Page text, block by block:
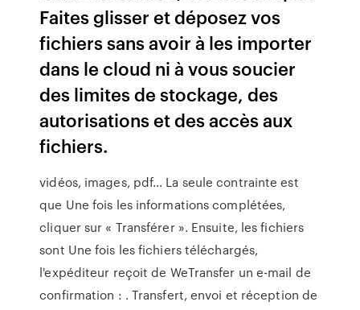
Faites glisser et déposez vos
fichiers sans avoir à les importer
dans le cloud ni à vous soucier
des limites de stockage, des
autorisations et des accès aux
fichiers.
vidéos, images, pdf… La seule contrainte est
que Une fois les informations complétées,
cliquer sur « Transférer ». Ensuite, les fichiers
sont Une fois les fichiers téléchargés,
l'expéditeur reçoit de WeTransfer un e-mail de
confirmation : . Transfert, envoi et réception de